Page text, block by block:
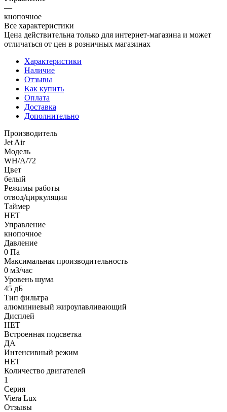
—
кнопочное
Все характеристики
Цена действительна только для интернет-магазина и может
отличаться от цен в розничных магазинах
Характеристики
Наличие
Отзывы
Как купить
Оплата
Доставка
Дополнительно
Производитель
Jet Air
Модель
WH/A/72
Цвет
белый
Режимы работы
отвод/циркуляция
Таймер
НЕТ
Управление
кнопочное
Давление
0 Па
Максимальная производительность
0 м3/час
Уровень шума
45 дБ
Тип фильтра
алюминиевый жироулавливающий
Дисплей
НЕТ
Встроенная подсветка
ДА
Интенсивный режим
НЕТ
Количество двигателей
1
Серия
Viera Lux
Отзывы